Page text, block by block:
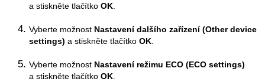
a stiskněte tlačítkoOK
Vyberte možnost Nastavení dalšího zařízení (Other device
settings) a stiskněte tlačítkoOK
Vyberte možnost Nastavení režimu ECO (ECO settings)
a stiskněte tlačítkoOK.